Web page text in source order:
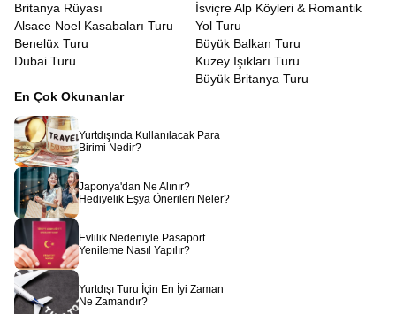
Britanya Rüyası
Alsace Noel Kasabaları Turu
Benelüx Turu
Dubai Turu
İsviçre Alp Köyleri & Romantik
Yol Turu
Büyük Balkan Turu
Kuzey Işıkları Turu
Büyük Britanya Turu
En Çok Okunanlar
Yurtdışında Kullanılacak Para
Birimi Nedir?
Japonya'dan Ne Alınır?
Hediyelik Eşya Önerileri Neler?
Evlilik Nedeniyle Pasaport
Yenileme Nasıl Yapılır?
Yurtdışı Turu İçin En İyi Zaman
Ne Zamandır?